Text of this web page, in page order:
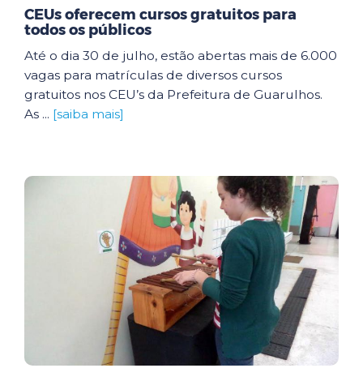
CEUs oferecem cursos gratuitos para
todos os públicos
Até o dia 30 de julho, estão abertas mais de 6.000
vagas para matrículas de diversos cursos
gratuitos nos CEU’s da Prefeitura de Guarulhos.
As ... [saiba mais]